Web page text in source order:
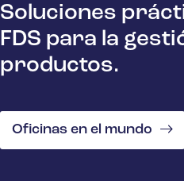
Soluciones
FDS para la
productos.
Oficinas en el mundo